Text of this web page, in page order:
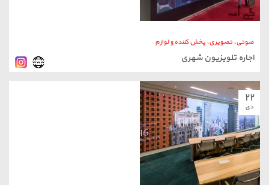
صوتی، تصویری، پخش کننده و لوازم
تجهیزات ویدئو وال و تلویزیون شهری الکتروویژن
۲۲
دی